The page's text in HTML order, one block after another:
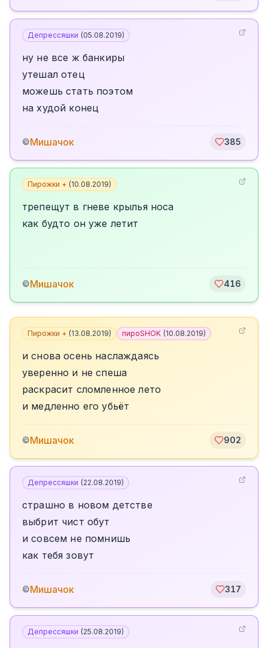
Депрессяшки (05.08.2019)
ну не все ж банкиры
утешал отец
можешь стать поэтом
на худой конец
©Мишачок 385
Пирожки + (10.08.2019)
трепещут в гневе крылья носа
как будто он уже летит
©Мишачок 416
Пирожки + (13.08.2019) пироSHOK (10.08.2019)
и снова осень наслаждаясь
уверенно и не спеша
раскрасит сломленное лето
и медленно его убьёт
©Мишачок 902
Депрессяшки (22.08.2019)
страшно в новом детстве
выбрит чист обут
и совсем не помнишь
как тебя зовут
©Мишачок 317
Депрессяшки (25.08.2019)